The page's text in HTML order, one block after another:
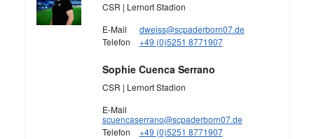
CSR | Lernort Stadion
E-Mail
dweiss@scpaderborn07.de
Telefon
+49 (0)5251 8771907
Sophie Cuenca Serrano
CSR | Lernort Stadion
E-Mail
scuencaserrano@scpaderborn07.de
Telefon
+49 (0)5251 8771907